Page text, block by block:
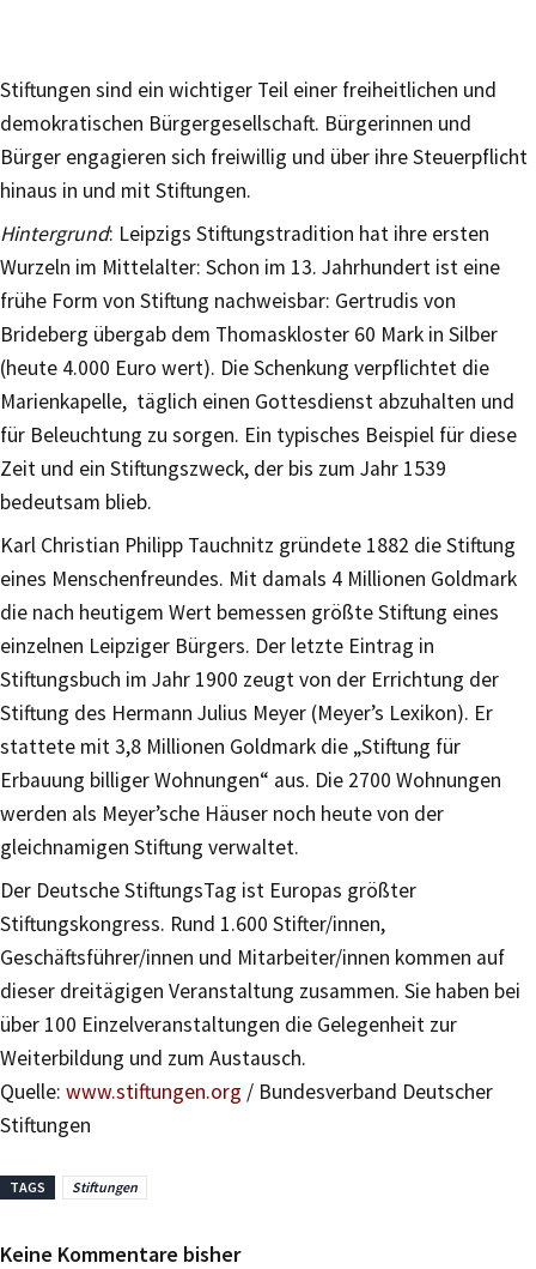
Stiftungen sind ein wichtiger Teil einer freiheitlichen und
demokratischen Bürgergesellschaft. Bürgerinnen und
Bürger engagieren sich freiwillig und über ihre Steuerpflicht
hinaus in und mit Stiftungen.
Hintergrund: Leipzigs Stiftungstradition hat ihre ersten
Wurzeln im Mittelalter: Schon im 13. Jahrhundert ist eine
frühe Form von Stiftung nachweisbar: Gertrudis von
Brideberg übergab dem Thomas­kloster 60 Mark in Silber
(heute 4.000 Euro wert). Die Schenkung verpflichtet die
Mari­enkapelle, täglich einen Gottes­dienst abzuhalten und
für Beleuchtung zu sor­gen. Ein typisches Beispiel für diese
Zeit und ein Stiftungs­zweck, der bis zum Jahr 1539
bedeutsam blieb.
Karl Christian Philipp Tauchnitz gründete 1882 die Stiftung
eines Menschenfreundes. Mit damals 4 Millionen Goldmark
die nach heutigem Wert bemessen größte Stiftung eines
einzelnen Leipziger Bürgers. Der letzte Eintrag in
Stiftungsbuch im Jahr 1900 zeugt von der Errichtung der
Stiftung des Hermann Julius Meyer (Meyer’s Lexikon). Er
stattete mit 3,8 Millionen Goldmark die „Stiftung für
Erbauung billiger Wohnungen“ aus. Die 2700 Wohnungen
werden als Meyer’sche Häuser noch heute von der
gleichnamigen Stiftung verwaltet.
Der Deutsche StiftungsTag ist Europas größter
Stiftungskongress. Rund 1.600 Stifter/innen,
Geschäftsführer/innen und Mitarbeiter/innen kommen auf
dieser dreitägigen Veranstaltung zusammen. Sie haben bei
über 100 Einzelveranstaltungen die Gelegenheit zur
Weiterbildung und zum Austausch.
Quelle: www.stiftungen.org / Bundesverband Deutscher
Stiftungen
TAGS Stiftungen
Keine Kommentare bisher